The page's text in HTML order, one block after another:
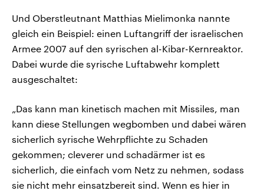
Und Oberstleutnant Matthias Mielimonka nannte
gleich ein Beispiel: einen Luftangriff der israelischen
Armee 2007 auf den syrischen al-Kibar-Kernreaktor.
Dabei wurde die syrische Luftabwehr komplett
ausgeschaltet:
„Das kann man kinetisch machen mit Missiles, man
kann diese Stellungen wegbomben und dabei wären
sicherlich syrische Wehrpflichte zu Schaden
gekommen; cleverer und schadärmer ist es
sicherlich, die einfach vom Netz zu nehmen, sodass
sie nicht mehr einsatzbereit sind. Wenn es hier in